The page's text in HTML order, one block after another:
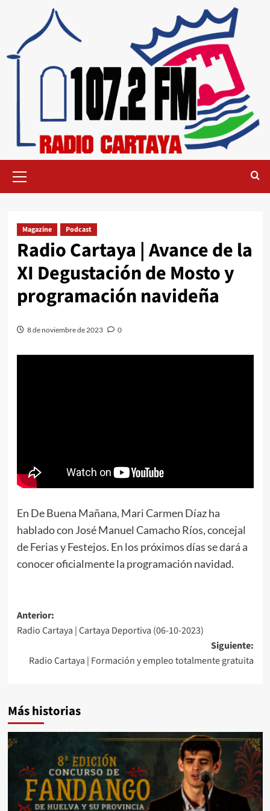
Magazine Podcast
Radio Cartaya | Avance de la
XI Degustación de Mosto y
programación navideña
8 de noviembre de 2023 0
En De Buena Mañana, Mari Carmen Díaz ha
hablado con José Manuel Camacho Ríos, concejal
de Ferias y Festejos. En los próximos días se dará a
conocer oficialmente la programación navidad.
Anterior:
Radio Cartaya | Cartaya Deportiva (06-10-2023)
Siguiente:
Radio Cartaya | Formación y empleo totalmente gratuita
Más historias